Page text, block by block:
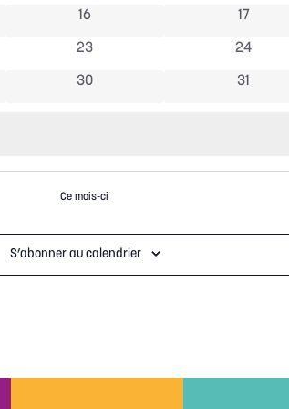
0 évènements
16 0
17
0 évènements
23 0
24
0 évènements
30 0
31
Ce mois-ci
S’abonner au calendrier